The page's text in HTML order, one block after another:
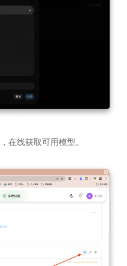
在线获取可用模型。